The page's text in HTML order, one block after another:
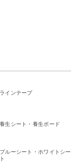
ラインテープ
養生シート・養生ボード
ブルーシート・ホワイトシー
ト